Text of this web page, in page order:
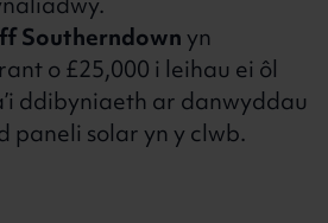
Southerndownyn
o £25,000 i leihau ei ôl
ddibyniaeth ar danwyddau
paneli solar yn y clwb.